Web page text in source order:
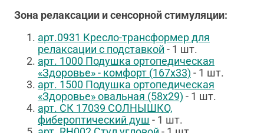
Зона релаксации и сенсорной стимуляции:
арт.0931 Кресло-трансформер для
релаксации с подставкой - 1 шт.
арт. 1000 Подушка ортопедическая
«Здоровье» - комфорт (167х33) - 1 шт.
арт. 1500 Подушка ортопедическая
«Здоровье» овальная (58х29) - 1 шт.
арт. СК 17039 СОЛНЫШКО,
фибероптический душ - 1 шт.